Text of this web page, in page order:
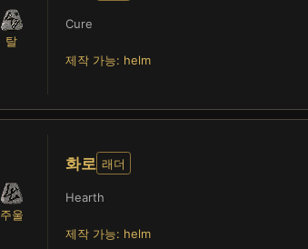
탈
Cure
제작 가능: helm
주울
화로 래더
Hearth
제작 가능: helm